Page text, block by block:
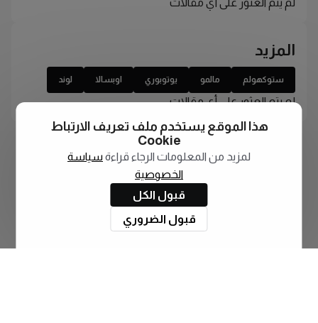
لم يتم العثور على أي مقالات
المزيد
ستوكهولم مالمو يوتوبوري اوبسالا لوند
لم يتم العثور على أي مقالات
هذا الموقع يستخدم ملف تعريف الارتباط
Cookie
لمزيد من المعلومات الرجاء قراءة سياسة
الخصوصية
قبول الكل
قبول الضروري